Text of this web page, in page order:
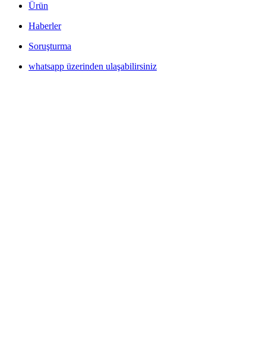
Ürün
Haberler
Soruşturma
whatsapp üzerinden ulaşabilirsiniz